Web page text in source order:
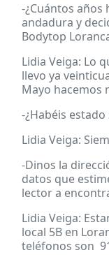
-¿Cuántos años
andadura y
Bodytop
Lidia Veiga: Lo
llevo ya
Mayo hacemos
-¿Habéis
Lidia Veiga:
-Dinos la
datos que
lector a
Lidia Veiga:
local 5B en
teléfonos son